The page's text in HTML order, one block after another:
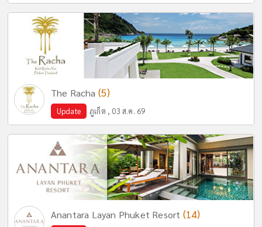
The Racha (5)
Update ภูเก็ต , 03 ส.ค. 69
Anantara Layan Phuket Resort (14)